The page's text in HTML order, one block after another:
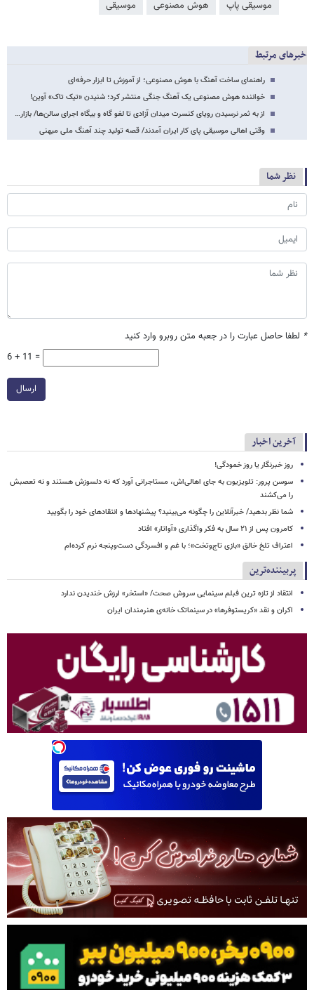
موسیقی پاپ هوش مصنوعی موسیقی
خبرهای مرتبط
راهنمای ساخت آهنگ با هوش مصنوعی؛ از آموزش تا ابزار حرفه‌ای
خواننده هوش مصنوعی یک آهنگ جنگی منتشر کرد؛ شنیدن «تیک تاک» آوین!
از به ثمر نرسیدن رویای کنسرت میدان آزادی تا لغو گاه و بیگاه اجرای سالن‌ها/ بازار…
وقتی اهالی موسیقی پای کار ایران آمدند/ قصه تولید چند آهنگ ملی میهنی
نظر شما
* لطفا حاصل عبارت را در جعبه متن روبرو وارد کنید
6 + 11 =
ارسال
آخرین اخبار
روز خبرنگار یا روز خمودگی!
سوسن پرور: تلویزیون به جای اهالی‌اش، مستاجرانی آورد که نه دلسوزش هستند و نه تعصبش
را می‌کشند
شما نظر بدهید/ خبرآنلاین را چگونه می‌بینید؟ پیشنهادها و انتقادهای خود را بگویید
کامرون پس از ۲۱ سال به فکر واگذاری «آواتار» افتاد
اعتراف تلخ خالق «بازی تاج‌وتخت»؛ با غم و افسردگی دست‌وپنجه نرم کرده‌ام
پربیننده‌ترین
انتقاد از تازه ترین فبلم سینمایی سروش صحت/ «استخر» ارزش خندیدن ندارد
اکران و نقد «کریستوفرها» در سینماتک خانه‌ی هنرمندان ایران